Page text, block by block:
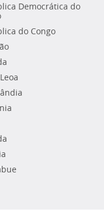
Democrática do
do Congo